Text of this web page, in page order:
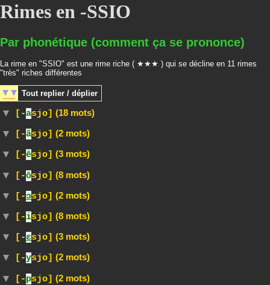
Rimes en -SSIO
Par phonétique (comment ça se prononce)
La rime en "SSIO" est une rime riche ( ★★★ ) qui se décline en 11 rimes
"très" riches différentes
Tout replier / déplier
[-asjo] (18 mots)
[-ãsjo] (2 mots)
[-ēsjo] (3 mots)
[-ōsjo] (8 mots)
[-ɔsjo] (2 mots)
[-isjo] (8 mots)
[-ɛsjo] (3 mots)
[-ysjo] (2 mots)
[-psjo] (2 mots)